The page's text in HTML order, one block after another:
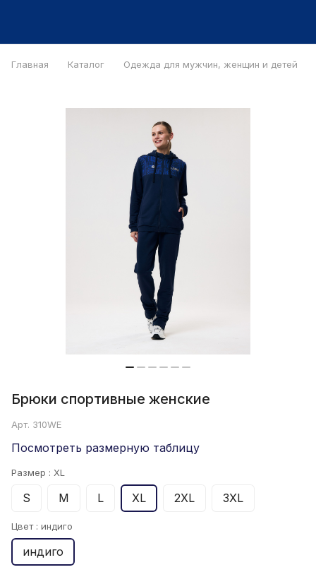
Главная Каталог Одежда для мужчин, женщин и детей
Брюки спортивные женские
Арт. 310WE
Посмотреть размерную таблицу
Размер : XL
S M L XL 2XL 3XL
Цвет : индиго
индиго